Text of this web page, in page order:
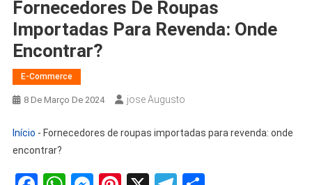
Fornecedores De Roupas
Importadas Para Revenda: Onde
Encontrar?
E-Commerce
8 De Março De 2024 Jose Augusto
Início - Fornecedores de roupas importadas para revenda: onde
encontrar?